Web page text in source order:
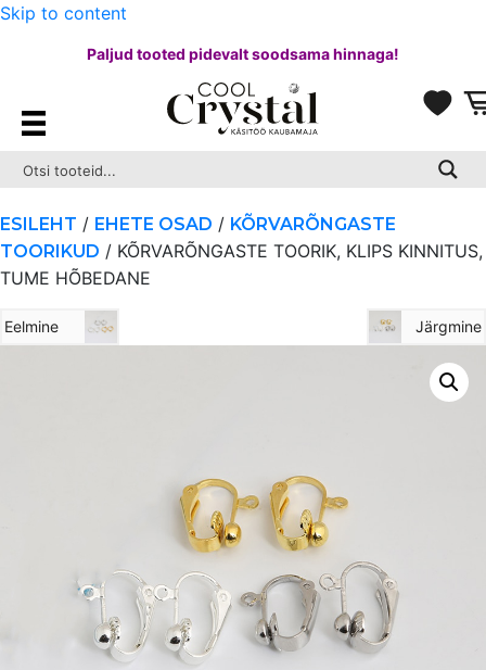
Skip to content
Paljud tooted pidevalt soodsama hinnaga!
ESILEHT / EHETE OSAD / KÕRVARÕNGASTE
TOORIKUD / KÕRVARÕNGASTE TOORIK, KLIPS KINNITUS,
TUME HÕBEDANE
Eelmine Järgmine